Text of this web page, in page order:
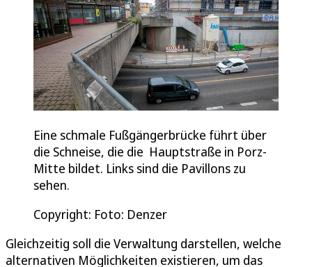
Eine schmale Fußgängerbrücke führt über
die Schneise, die die Hauptstraße in Porz-
Mitte bildet. Links sind die Pavillons zu
sehen.
Copyright: Foto: Denzer
Gleichzeitig soll die Verwaltung darstellen, welche
alternativen Möglichkeiten existieren, um das